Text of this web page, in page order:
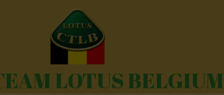
LOTUS BELGIUM